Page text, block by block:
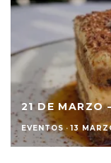
21 DE MARZO
EVENTOS · 13